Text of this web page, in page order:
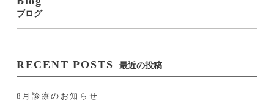
ブログ
RECENT POSTS 最近の投稿
8月診療のお知らせ